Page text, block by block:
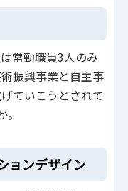
常勤職員3人のみ
振興事業と自主事
ていこうとされて
ョンデザイン